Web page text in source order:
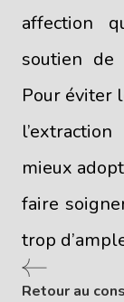
affection
soutien
Pour éviter
mieux
faire
trop
Retour au